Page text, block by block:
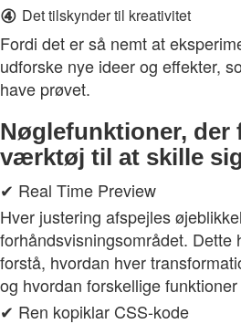
④ Det tilskynder til kreativitet
Fordi det er så nemt at
udforske nye ideer og effekter,
have prøvet.
Nøglefunktioner, der
værktøj til at skille
✔ Real Time Preview
Hver justering afspejles
forhåndsvisningsområdet.
forstå, hvordan hver
og hvordan forskellige
✔ Ren kopiklar CSS-kode